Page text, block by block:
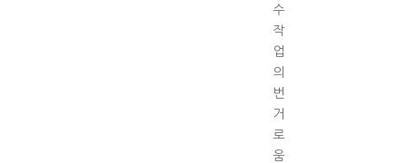
수
작
업
의
번
거
로
움